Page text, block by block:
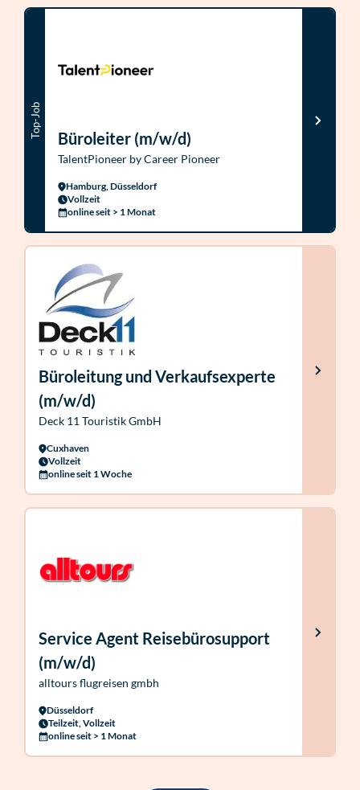
Top-Job Büroleiter (m/w/d)
TalentPioneer by Career Pioneer
Hamburg, Düsseldorf
Vollzeit
online seit > 1 Monat
Büroleitung und Verkaufsexperte
(m/w/d)
Deck 11 Touristik GmbH
Cuxhaven
Vollzeit
online seit 1 Woche
Service Agent Reisebürosupport
(m/w/d)
alltours flugreisen gmbh
Düsseldorf
Teilzeit, Vollzeit
online seit > 1 Monat